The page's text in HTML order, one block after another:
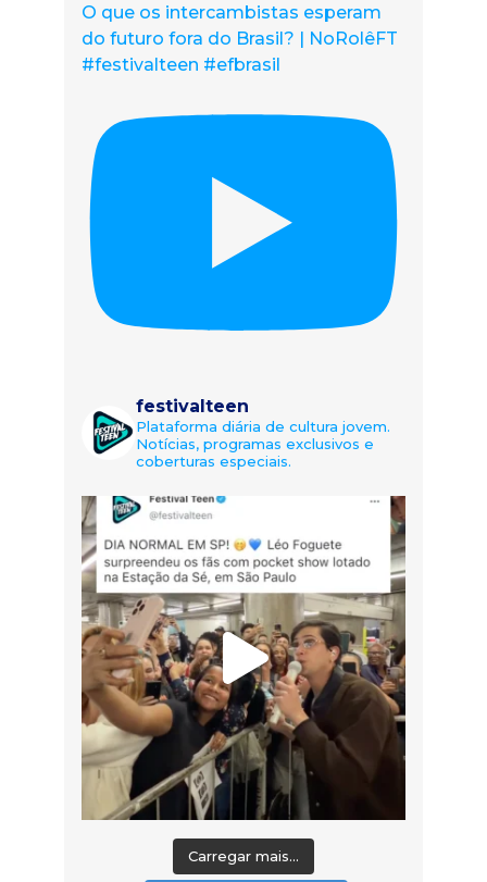
O que os intercambistas esperam
do futuro fora do Brasil? | NoRolêFT
#festivalteen #efbrasil
festivalteen
Plataforma diária de cultura jovem.
Notícias, programas exclusivos e
coberturas especiais.
Carregar mais...